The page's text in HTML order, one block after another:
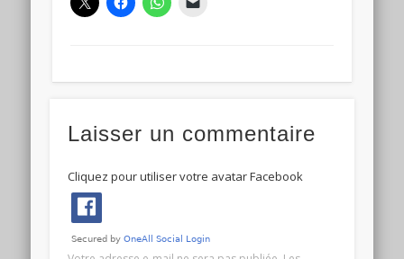
Laisser un commentaire
Cliquez pour utiliser votre avatar Facebook